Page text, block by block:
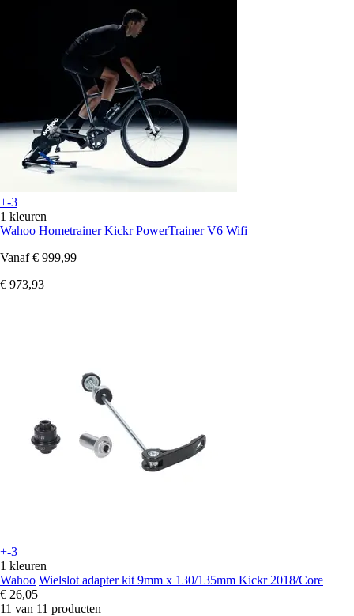
+-3
1 kleuren
Wahoo Hometrainer Kickr PowerTrainer V6 Wifi
Vanaf € 999,99
€ 973,93
+-3
1 kleuren
Wahoo Wielslot adapter kit 9mm x 130/135mm Kickr 2018/Core
€ 26,05
11 van 11 producten